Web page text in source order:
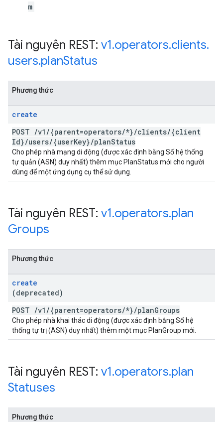
m
Tài nguyên REST: v1.operators.clients.
users.planStatus
Phương thức
create
POST /v1 /{parent=operators/*}/clients/{client
Id}/users/{userKey}/planStatus
Cho phép nhà mạng di động (được xác định bằng Số hệ thống
tự quản (ASN) duy nhất) thêm mục PlanStatus mới cho người
dùng để một ứng dụng cụ thể sử dụng.
Tài nguyên REST: v1.operators.plan
Groups
Phương thức
create
(deprecated)
POST /v1 /{parent=operators/*}/planGroups
Cho phép nhà khai thác di động (được xác định bằng Số hệ
thống tự trị (ASN) duy nhất) thêm một mục PlanGroup mới.
Tài nguyên REST: v1.operators.plan
Statuses
Phương thức